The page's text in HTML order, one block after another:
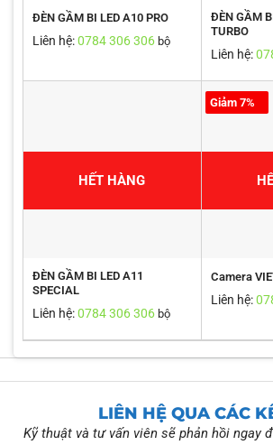
ĐÈN GẦM BI LED A10 PRO
Liên hệ:0784 306 306 bộ
ĐÈN GẦM
TURBO
Liên hệ:
HẾT HÀNG
ĐÈN GẦM BI LED A11
SPECIAL
Liên hệ:0784 306 306 bộ
Giảm 7%
Camera
Liên hệ:
LIÊN HỆ QUA CÁC
Kỹ thuật và tư vấn viên sẽ phản hồi ngay